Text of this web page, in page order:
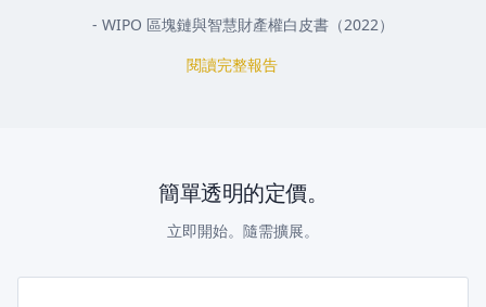
- WIPO 區塊鏈與智慧財產權白皮書（2022）
閱讀完整報告
簡單透明的定價。
立即開始。隨需擴展。